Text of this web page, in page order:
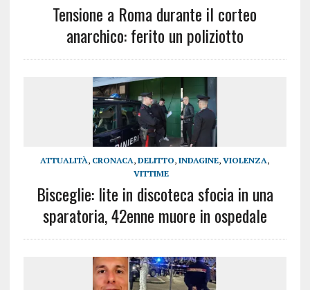
Tensione a Roma durante il corteo
anarchico: ferito un poliziotto
ATTUALITÀ, CRONACA,DELITTO,INDAGINE,VIOLENZA,
VITTIME
Bisceglie: lite in discoteca sfocia in una
sparatoria, 42enne muore in ospedale